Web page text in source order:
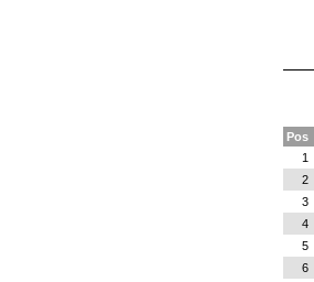
Pos
1
2
3
4
5
6